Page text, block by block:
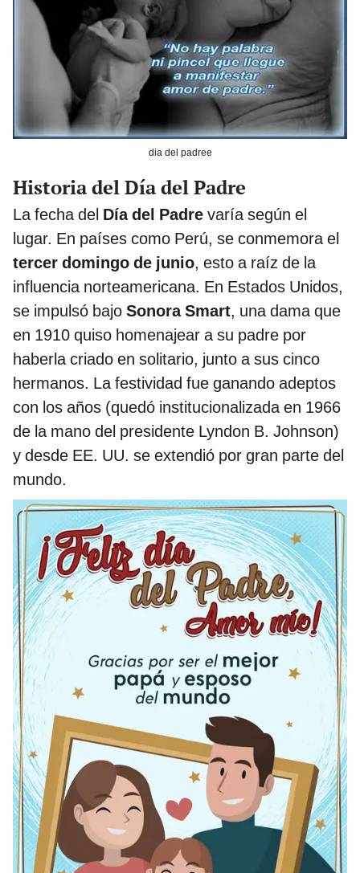
dia del padree
Historia del Día del Padre
La fecha del Día del Padre varía según el
lugar. En países como Perú, se conmemora el
tercer domingo de junio, esto a raíz de la
influencia norteamericana. En Estados Unidos,
se impulsó bajo Sonora Smart, una dama que
en 1910 quiso homenajear a su padre por
haberla criado en solitario, junto a sus cinco
hermanos. La festividad fue ganando adeptos
con los años (quedó institucionalizada en 1966
de la mano del presidente Lyndon B. Johnson)
y desde EE. UU. se extendió por gran parte del
mundo.